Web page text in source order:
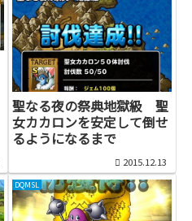
聖なる夜の祭典地獄級 聖
女カカロンを安定して倒せ
るようになるまで
2015.12.13
DQMSL